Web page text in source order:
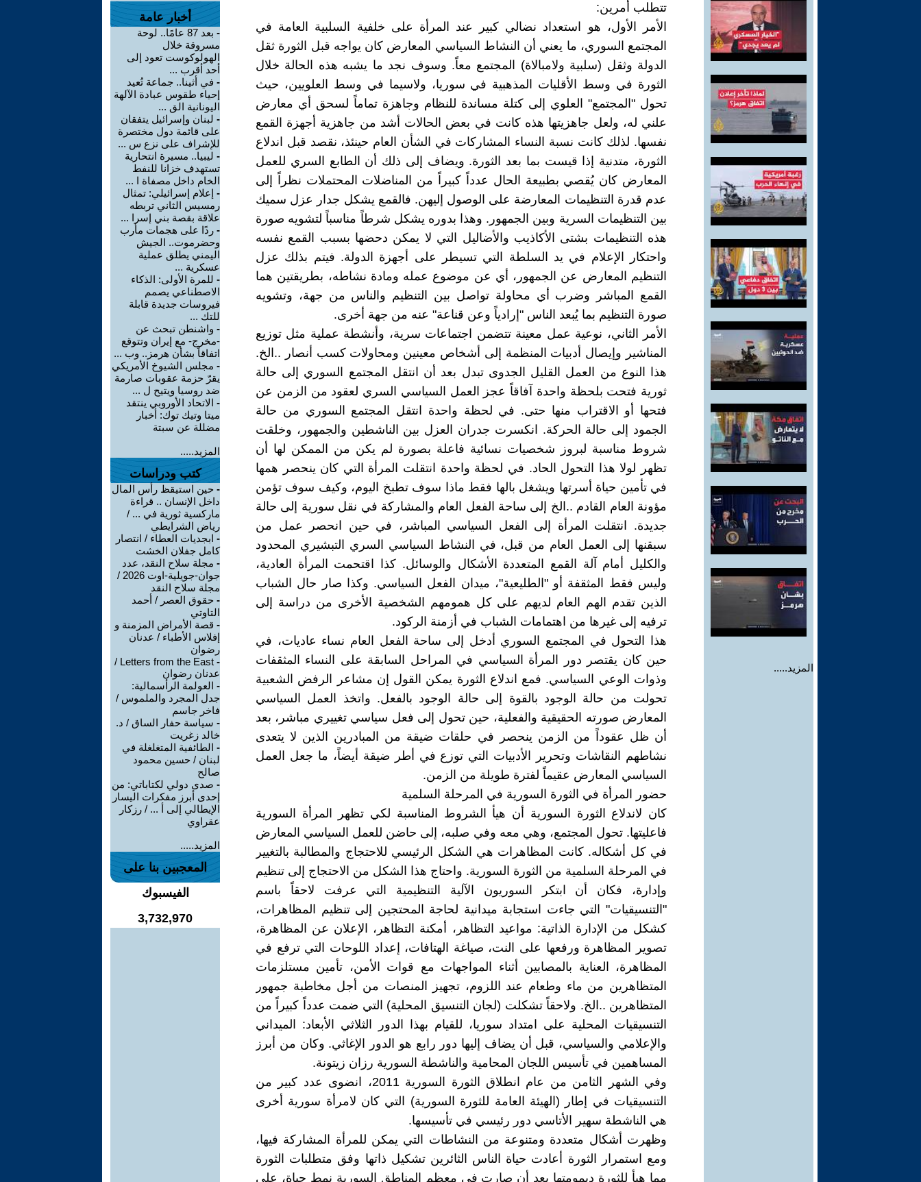
المزيد.....
تتطلب أمرين:
الأمر الأول، هو استعداد نضالي كبير عند المرأة على خلفية السلبية العامة في
المجتمع السوري، ما يعني أن النشاط السياسي المعارض كان يواجه قبل الثورة ثقل
الدولة وثقل (سلبية ولامبالاة) المجتمع معاً. وسوف نجد ما يشبه هذه الحالة خلال
الثورة في وسط الأقليات المذهبية في سوريا، ولاسيما في وسط العلويين، حيث
تحول "المجتمع" العلوي إلى كتلة مساندة للنظام وجاهزة تماماً لسحق أي معارض
علني له، ولعل جاهزيتها هذه كانت في بعض الحالات أشد من جاهزية أجهزة القمع
نفسها. لذلك كانت نسبة النساء المشاركات في الشأن العام حينئذ، نقصد قبل اندلاع
الثورة، متدنية إذا قيست بما بعد الثورة. ويضاف إلى ذلك أن الطابع السري للعمل
المعارض كان يُقصي بطبيعة الحال عدداً كبيراً من المناضلات المحتملات نظراً إلى
عدم قدرة التنظيمات المعارضة على الوصول إليهن. فالقمع يشكل جدار عزل سميك
بين التنظيمات السرية وبين الجمهور. وهذا بدوره يشكل شرطاً مناسباً لتشويه صورة
هذه التنظيمات بشتى الأكاذيب والأضاليل التي لا يمكن دحضها بسبب القمع نفسه
واحتكار الإعلام في يد السلطة التي تسيطر على أجهزة الدولة. فيتم بذلك عزل
التنظيم المعارض عن الجمهور، أي عن موضوع عمله ومادة نشاطه، بطريقتين هما
القمع المباشر وضرب أي محاولة تواصل بين التنظيم والناس من جهة، وتشويه
صورة التنظيم بما يُبعد الناس "إرادياً وعن قناعة" عنه من جهة أخرى.
الأمر الثاني، نوعية عمل معينة تتضمن اجتماعات سرية، وأنشطة عملية مثل توزيع
المناشير وإيصال أدبيات المنظمة إلى أشخاص معينين ومحاولات كسب أنصار ..الخ.
هذا النوع من العمل القليل الجدوى تبدل بعد أن انتقل المجتمع السوري إلى حالة
ثورية فتحت بلحظة واحدة آفاقاً عجز العمل السياسي السري لعقود من الزمن عن
فتحها أو الاقتراب منها حتى. في لحظة واحدة انتقل المجتمع السوري من حالة
الجمود إلى حالة الحركة. انكسرت جدران العزل بين الناشطين والجمهور، وخلقت
شروط مناسبة لبروز شخصيات نسائية فاعلة بصورة لم يكن من الممكن لها أن
تظهر لولا هذا التحول الحاد. في لحظة واحدة انتقلت المرأة التي كان ينحصر همها
في تأمين حياة أسرتها ويشغل بالها فقط ماذا سوف تطبخ اليوم، وكيف سوف تؤمن
مؤونة العام القادم ..الخ إلى ساحة الفعل العام والمشاركة في نقل سورية إلى حالة
جديدة. انتقلت المرأة إلى الفعل السياسي المباشر، في حين انحصر عمل من
سبقنها إلى العمل العام من قبل، في النشاط السياسي السري التبشيري المحدود
والكليل أمام آلة القمع المتعددة الأشكال والوسائل. كذا اقتحمت المرأة العادية،
وليس فقط المثقفة أو "الطليعية"، ميدان الفعل السياسي. وكذا صار حال الشباب
الذين تقدم الهم العام لديهم على كل همومهم الشخصية الأخرى من دراسة إلى
ترفيه إلى غيرها من اهتمامات الشباب في أزمنة الركود.
هذا التحول في المجتمع السوري أدخل إلى ساحة الفعل العام نساء عاديات، في
حين كان يقتصر دور المرأة السياسي في المراحل السابقة على النساء المثقفات
وذوات الوعي السياسي. فمع اندلاع الثورة يمكن القول إن مشاعر الرفض الشعبية
تحولت من حالة الوجود بالقوة إلى حالة الوجود بالفعل. واتخذ العمل السياسي
المعارض صورته الحقيقية والفعلية، حين تحول إلى فعل سياسي تغييري مباشر، بعد
أن ظل عقوداً من الزمن ينحصر في حلقات ضيقة من المبادرين الذين لا يتعدى
نشاطهم النقاشات وتحرير الأدبيات التي توزع في أطر ضيقة أيضاً، ما جعل العمل
السياسي المعارض عقيماً لفترة طويلة من الزمن.
حضور المرأة في الثورة السورية في المرحلة السلمية
كان لاندلاع الثورة السورية أن هيأ الشروط المناسبة لكي تظهر المرأة السورية
فاعليتها. تحول المجتمع، وهي معه وفي صلبه، إلى حاضن للعمل السياسي المعارض
في كل أشكاله. كانت المظاهرات هي الشكل الرئيسي للاحتجاج والمطالبة بالتغيير
في المرحلة السلمية من الثورة السورية. واحتاج هذا الشكل من الاحتجاج إلى تنظيم
وإدارة، فكان أن ابتكر السوريون الآلية التنظيمية التي عرفت لاحقاً باسم
"التنسيقيات" التي جاءت استجابة ميدانية لحاجة المحتجين إلى تنظيم المظاهرات،
كشكل من الإدارة الذاتية: مواعيد التظاهر، أمكنة التظاهر، الإعلان عن المظاهرة،
تصوير المظاهرة ورفعها على النت، صياغة الهتافات، إعداد اللوحات التي ترفع في
المظاهرة، العناية بالمصابين أثناء المواجهات مع قوات الأمن، تأمين مستلزمات
المتظاهرين من ماء وطعام عند اللزوم، تجهيز المنصات من أجل مخاطبة جمهور
المتظاهرين ..الخ. ولاحقاً تشكلت (لجان التنسيق المحلية) التي ضمت عدداً كبيراً من
التنسيقيات المحلية على امتداد سوريا، للقيام بهذا الدور الثلاثي الأبعاد: الميداني
والإعلامي والسياسي، قبل أن يضاف إليها دور رابع هو الدور الإغاثي. وكان من أبرز
المساهمين في تأسيس اللجان المحامية والناشطة السورية رزان زيتونة.
وفي الشهر الثامن من عام انطلاق الثورة السورية 2011، انضوى عدد كبير من
التنسيقيات في إطار (الهيئة العامة للثورة السورية) التي كان لامرأة سورية أخرى
هي الناشطة سهير الأتاسي دور رئيسي في تأسيسها.
وظهرت أشكال متعددة ومتنوعة من النشاطات التي يمكن للمرأة المشاركة فيها،
ومع استمرار الثورة أعادت حياة الناس الثائرين تشكيل ذاتها وفق متطلبات الثورة
مما هيأ للثورة ديمومتها بعد أن صارت في معظم المناطق السورية نمط حياة، على
أخبار عامة
-
بعد 87 عامًا.. لوحة
مسروقة خلال
الهولوكوست تعود إلى
أحد أقرب ...
- في أثينا.. جماعة تُعيد
إحياء طقوس عبادة الآلهة
اليونانية الق ...
- لبنان وإسرائيل يتفقان
على قائمة دول مختصرة
للإشراف على نزع س ...
- ليبيا.. مسيرة انتحارية
تستهدف خزانا للنفط
الخام داخل مصفاة ا ...
- إعلام إسرائيلي: تمثال
رمسيس الثاني تربطه
علاقة بقصة بني إسرا ...
- ردًا على هجمات مأرب
وحضرموت.. الجيش
اليمني يطلق عملية
عسكرية ...
- للمرة الأولى: الذكاء
الاصطناعي يصمم
فيروسات جديدة قابلة
للتك ...
- واشنطن تبحث عن
-مخرج- مع إيران وتتوقع
اتفاقاً بشأن هرمز.. وب ...
- مجلس الشيوخ الأمريكي
يقرّ حزمة عقوبات صارمة
ضد روسيا ويتيح ل ...
- الاتحاد الأوروبي ينتقد
ميتا وتيك توك: أخبار
مضللة عن سبتة
المزيد.....
كتب ودراسات
- حين استيقظ رأس المال
داخل الإنسان .. قراءة
ماركسية ثورية في ... /
رياض الشرايطي
- ابجديات العطاء / انتصار
كامل جفلان الخشت
- مجلة سلاح النقد، عدد
جوان-جويلية-اوت 2026 /
مجلة سلاح النقد
- حقوق العصر / أحمد
التاوتي
- قصة الأمراض المزمنة و
إفلاس الأطباء / عدنان
رضوان
-
Letters from the East /
عدنان رضوان
- العولمة الرأسمالية:
جدل المجرد والملموس /
فاخر جاسم
- سياسة حفار الساق / د.
خالد زغريت
- الطائفية المتغلغلة في
لبنان / حسين محمود
صالح
- صدى دولي لكتاباتي: من
إحدى أبرز مفكرات اليسار
الإيطالي إلى أ ... / رزكار
عقراوي
المزيد.....
المعجبين بنا على
الفيسبوك
3,732,970